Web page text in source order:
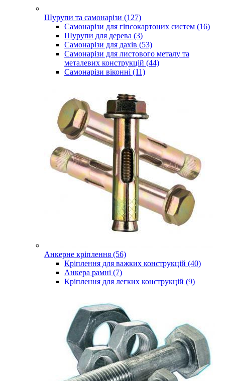
Шурупи та самонарізи (127)
Самонарізи для гіпсокартоних систем (16)
Шурупи для дерева (3)
Самонарізи для дахів (53)
Самонарізи для листового металу та
металевих конструкцій (44)
Самонарізи віконні (11)
Анкерне кріплення (56)
Кріплення для важких конструкцій (40)
Анкера рамні (7)
Кріплення для легких конструкцій (9)